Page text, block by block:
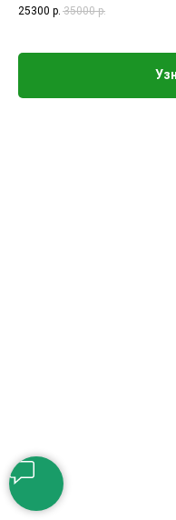
25300 р. 35000 р.